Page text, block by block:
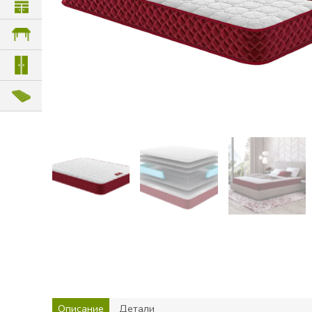
Описание Детали